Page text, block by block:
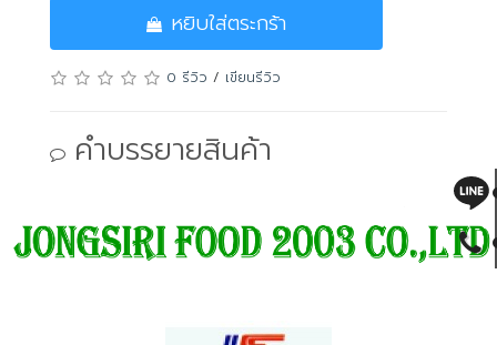
หยิบใส่ตระกร้า
0 รีวิว / เขียนรีวิว
โน๊ต:ไม่รองรับข้อความแบบ HTML!
คำบรรยายสินค้า